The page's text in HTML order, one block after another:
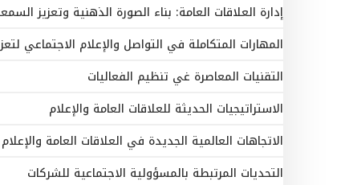
إدارة العلاقات العامة: بناء الصورة الذهنية وتعزيز السمعة
المهارات المتكاملة في التواصل والإعلام الاجتماعي
التقنيات المعاصرة غي تنظيم الفعاليات
الاستراتيجيات الحديثة للعلاقات العامة والإعلام
الاتجاهات العالمية الجديدة في العلاقات العامة والإعلام
التحديات المرتبطة بالمسؤولية الاجتماعية للشركات